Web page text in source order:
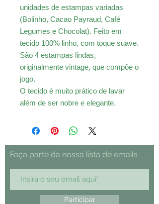
unidades de estampas variadas
(Bolinho, Cacao Payraud, Café
Legumes e Chocolat). Feito em
tecido 100% linho, com toque suave.
São 4 estampas lindas,
originalmente vintage, que compõe o
jogo.
O tecido é muito prático de lavar
além de ser nobre e elegante.
Faça parte da nossa lista de emails
Participar